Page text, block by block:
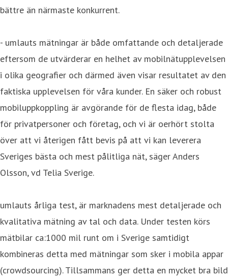
bättre än närmaste konkurrent.
- umlauts mätningar är både omfattande och detaljerade
eftersom de utvärderar en helhet av mobilnätupplevelsen
i olika geografier och därmed även visar resultatet av den
faktiska upplevelsen för våra kunder. En säker och robust
mobiluppkoppling är avgörande för de flesta idag, både
för privatpersoner och företag, och vi är oerhört stolta
över att vi återigen fått bevis på att vi kan leverera
Sveriges bästa och mest pålitliga nät, säger Anders
Olsson, vd Telia Sverige.
umlauts årliga test, är marknadens mest detaljerade och
kvalitativa mätning av tal och data. Under testen körs
mätbilar ca:1000 mil runt om i Sverige samtidigt
kombineras detta med mätningar som sker i mobila appar
(crowdsourcing). Tillsammans ger detta en mycket bra bild